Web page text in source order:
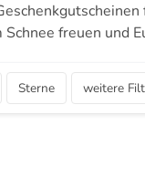
Schnee freuen und
Sterne weitere